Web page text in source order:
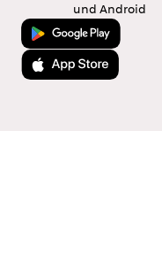
und Android
Jetzt bei Google Play
Laden im App Store